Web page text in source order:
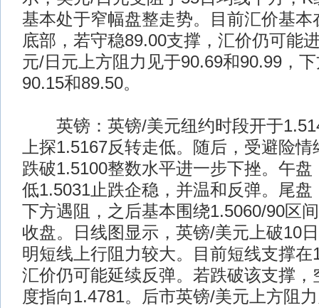
基本处于窄幅盘整走势。目前汇价基本
底部，若守稳89.00支撑，汇价仍可能
元/日元上方阻力见于90.69和90.99，
90.15和89.50。
英镑：英镑/美元纽约时段开于
上探1.5167反转走低。随后，受避险
跌破1.5100整数水平进一步下挫。午
低1.5031止跌企稳，并温和反弹。尾盘
下方遇阻，之后基本围绕1.5060/90区
收盘。日线图显示，英镑/美元上破10
明短线上行阻力较大。目前短线支撑在
汇价仍可能延续反弹。若跌破该支撑，
度指向1.4781。后市英镑/美元上方阻